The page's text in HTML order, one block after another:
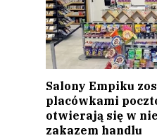
Salony Empiku
placówkami
otwierają się w
zakazem handlu